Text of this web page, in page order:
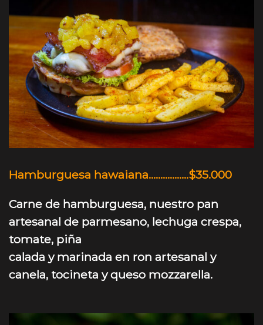
Hamburguesa hawaiana……………..$35.000
Carne de hamburguesa, nuestro pan
artesanal de parmesano, lechuga crespa,
tomate, piña
calada y marinada en ron artesanal y
canela, tocineta y queso mozzarella.